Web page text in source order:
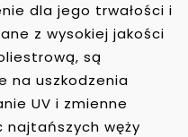
dla jego trwałości i
z wysokiej jakości
są
na uszkodzenia
UV i zmienne
najtańszych węży